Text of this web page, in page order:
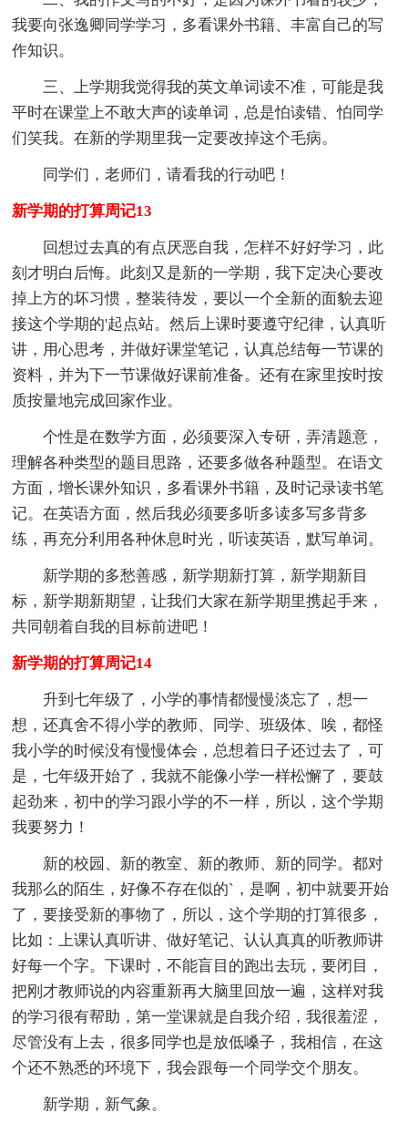
我要向张逸卿同学学习，多看课外书籍、丰富自己的写
作知识。
三、上学期我觉得我的英文单词读不准，可能是我
平时在课堂上不敢大声的读单词，总是怕读错、怕同学
们笑我。在新的学期里我一定要改掉这个毛病。
同学们，老师们，请看我的行动吧！
新学期的打算周记13
回想过去真的有点厌恶自我，怎样不好好学习，此
刻才明白后悔。此刻又是新的一学期，我下定决心要改
掉上方的坏习惯，整装待发，要以一个全新的面貌去迎
接这个学期的'起点站。然后上课时要遵守纪律，认真听
讲，用心思考，并做好课堂笔记，认真总结每一节课的
资料，并为下一节课做好课前准备。还有在家里按时按
质按量地完成回家作业。
个性是在数学方面，必须要深入专研，弄清题意，
理解各种类型的题目思路，还要多做各种题型。在语文
方面，增长课外知识，多看课外书籍，及时记录读书笔
记。在英语方面，然后我必须要多听多读多写多背多
练，再充分利用各种休息时光，听读英语，默写单词。
新学期的多愁善感，新学期新打算，新学期新目
标，新学期新期望，让我们大家在新学期里携起手来，
共同朝着自我的目标前进吧！
新学期的打算周记14
升到七年级了，小学的事情都慢慢淡忘了，想一
想，还真舍不得小学的教师、同学、班级体、唉，都怪
我小学的时候没有慢慢体会，总想着日子还过去了，可
是，七年级开始了，我就不能像小学一样松懈了，要鼓
起劲来，初中的学习跟小学的不一样，所以，这个学期
我要努力！
新的校园、新的教室、新的教师、新的同学。都对
我那么的陌生，好像不存在似的`，是啊，初中就要开始
了，要接受新的事物了，所以，这个学期的打算很多，
比如：上课认真听讲、做好笔记、认认真真的听教师讲
好每一个字。下课时，不能盲目的跑出去玩，要闭目，
把刚才教师说的内容重新再大脑里回放一遍，这样对我
的学习很有帮助，第一堂课就是自我介绍，我很羞涩，
尽管没有上去，很多同学也是放低嗓子，我相信，在这
个还不熟悉的环境下，我会跟每一个同学交个朋友。
新学期，新气象。